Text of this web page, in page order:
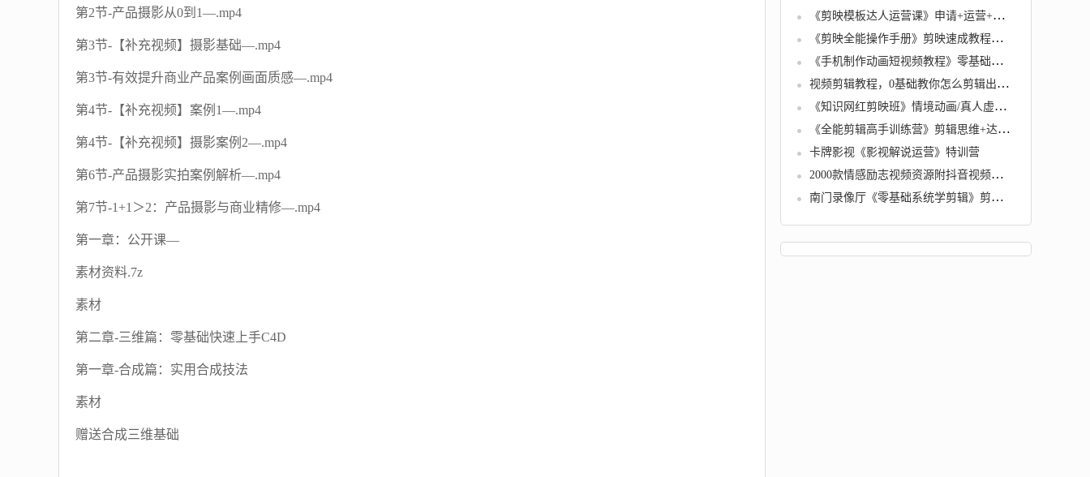
第2节-产品摄影从0到1—.mp4
第3节-【补充视频】摄影基础—.mp4
第3节-有效提升商业产品案例画面质感—.mp4
第4节-【补充视频】案例1—.mp4
第4节-【补充视频】摄影案例2—.mp4
第6节-产品摄影实拍案例解析—.mp4
第7节-1+1＞2：产品摄影与商业精修—.mp4
第一章：公开课—
素材资料.7z
素材
第二章-三维篇：零基础快速上手C4D
第一章-合成篇：实用合成技法
素材
赠送合成三维基础
《剪映模板达人运营课》申请+运营+剪辑全套视频教程
《剪映全能操作手册》剪映速成教程来了，小白必备
《手机制作动画短视频教程》零基础也能快速上手
视频剪辑教程，0基础教你怎么剪辑出超赞视频
《知识网红剪映班》情境动画/真人虚景/AI虚拟数字人等6大应用场景
《全能剪辑高手训练营》剪辑思维+达芬奇调色+拍摄技巧一站教学
卡牌影视《影视解说运营》特训营
2000款情感励志视频资源附抖音视频制作方法
南门录像厅《零基础系统学剪辑》剪辑思维训练营视频教程